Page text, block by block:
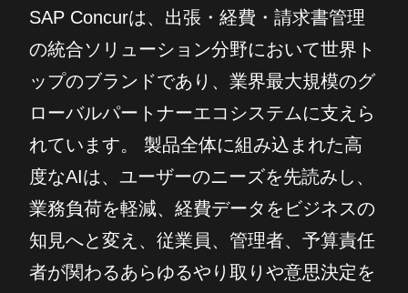
SAP Concurは、出張・経費・請求書管理
の統合ソリューション分野において世界ト
ップのブランドであり、業界最大規模のグ
ローバルパートナーエコシステムに支えら
れています。 製品全体に組み込まれた高
度なAIは、ユーザーのニーズを先読みし、
業務負荷を軽減、経費データをビジネスの
知見へと変え、従業員、管理者、予算責任
者が関わるあらゆるやり取りや意思決定を